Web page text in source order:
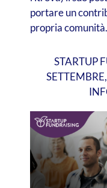
portare un
propria comunità.
STARTUP